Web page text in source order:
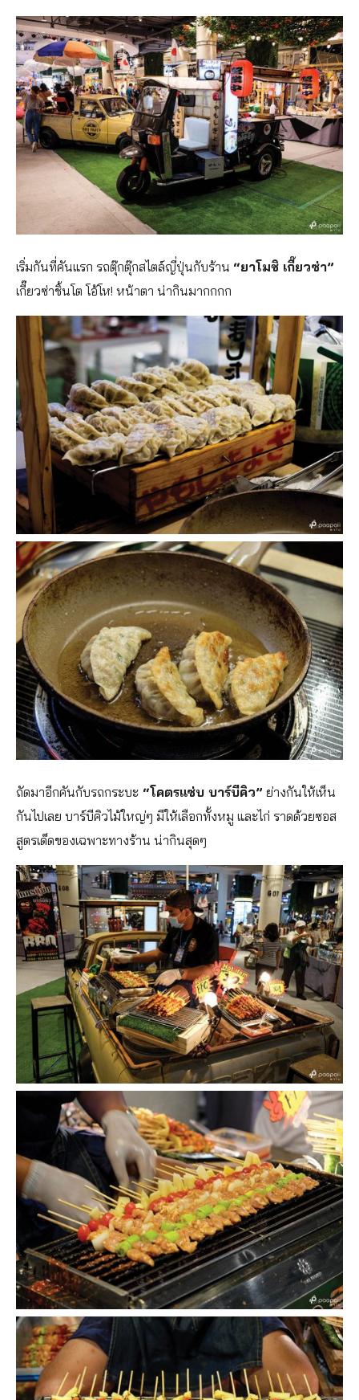
เริ่มกันที่คันแรก รถตุ๊กตุ๊กสไตล์ญี่ปุ่นกับร้าน “ยาโมชิ เกี๊ยวซ่า”
เกี๊ยวซ่าชิ้นโต โอ้โห! หน้าตา น่ากินมากกกก
ถัดมาอีกคันกับรถกระบะ “โคตรแซ่บ บาร์บีคิว” ย่างกันให้เห็น
กันไปเลย บาร์บีคิวไม้ใหญ่ๆ มีให้เลือกทั้งหมู และไก่ ราดด้วยซอส
สูตรเด็ดของเฉพาะทางร้าน น่ากินสุดๆ